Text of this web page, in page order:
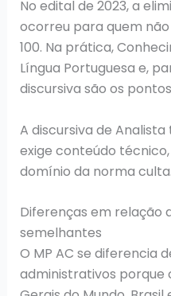
No edital de 2023, a
ocorreu para quem
100. Na prática,
Língua Portuguesa e,
discursiva são os
A discursiva de
exige conteúdo
domínio da norma culta.
Diferenças em relação
semelhantes
O MP AC se diferencia
administrativos